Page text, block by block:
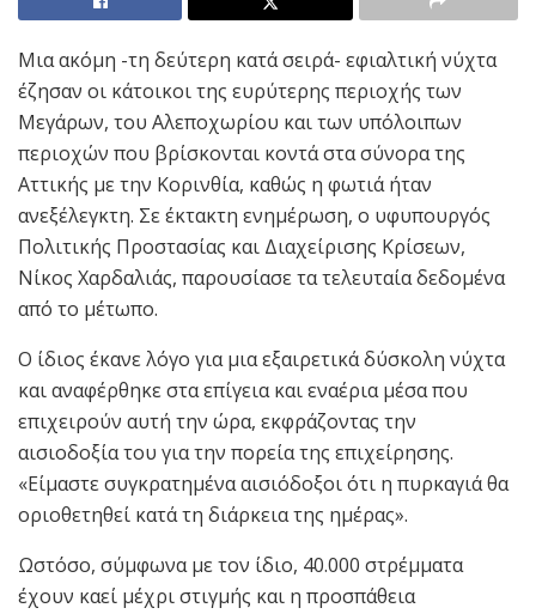
Μια ακόμη -τη δεύτερη κατά σειρά- εφιαλτική νύχτα
έζησαν οι κάτοικοι της ευρύτερης περιοχής των
Μεγάρων, του Αλεποχωρίου και των υπόλοιπων
περιοχών που βρίσκονται κοντά στα σύνορα της
Αττικής με την Κορινθία, καθώς η φωτιά ήταν
ανεξέλεγκτη. Σε έκτακτη ενημέρωση, ο υφυπουργός
Πολιτικής Προστασίας και Διαχείρισης Κρίσεων,
Νίκος Χαρδαλιάς, παρουσίασε τα τελευταία δεδομένα
από το μέτωπο.
Ο ίδιος έκανε λόγο για μια εξαιρετικά δύσκολη νύχτα
και αναφέρθηκε στα επίγεια και εναέρια μέσα που
επιχειρούν αυτή την ώρα, εκφράζοντας την
αισιοδοξία του για την πορεία της επιχείρησης.
«Είμαστε συγκρατημένα αισιόδοξοι ότι η πυρκαγιά θα
οριοθετηθεί κατά τη διάρκεια της ημέρας».
Ωστόσο, σύμφωνα με τον ίδιο, 40.000 στρέμματα
έχουν καεί μέχρι στιγμής και η προσπάθεια